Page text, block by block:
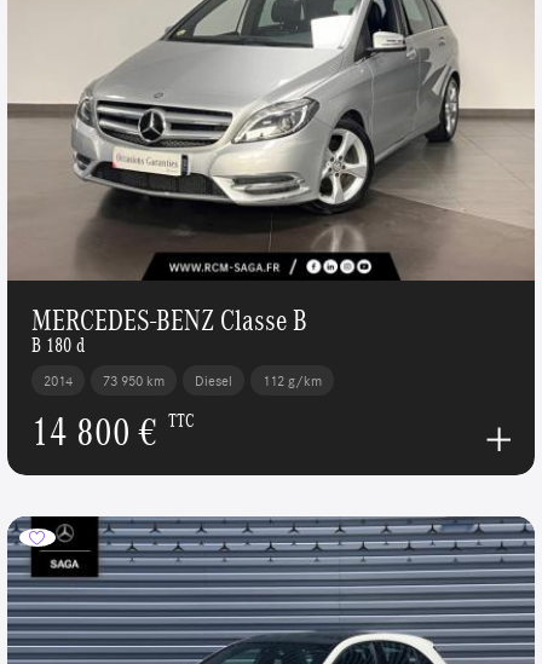
MERCEDES-BENZ Classe B
B 180 d
2014 73 950 km Diesel 112 g/km
14 800 € TTC